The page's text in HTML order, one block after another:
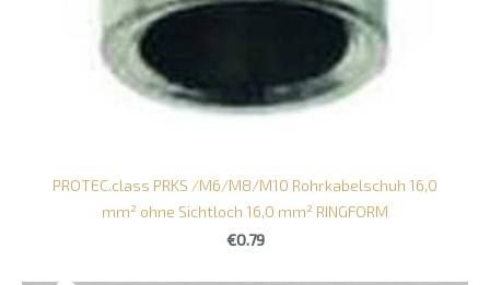
PROTEC.class PRKS /M6/M8/M10 Rohrkabelschuh 16,0
mm² ohne Sichtloch 16,0 mm² RINGFORM
€0.79